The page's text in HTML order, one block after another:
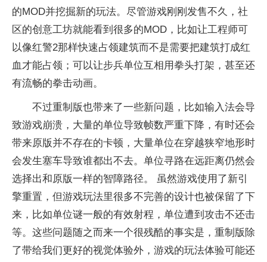
的MOD并挖掘新的玩法。尽管游戏刚刚发售不久，社
区的创意工坊就能看到很多的MOD，比如让工程师可
以像红警2那样快速占领建筑而不是需要把建筑打成红
血才能占领；可以让步兵单位互相用拳头打架，甚至还
有流畅的拳击动画。
不过重制版也带来了一些新问题，比如输入法会导
致游戏崩溃，大量的单位导致帧数严重下降，有时还会
带来原版并不存在的卡顿，大量单位在穿越狭窄地形时
会发生塞车导致谁都出不去。单位寻路在远距离仍然会
选择出和原版一样的智障路径。 虽然游戏使用了新引
擎重置，但游戏玩法里很多不完善的设计也被保留了下
来，比如单位谜一般的有效射程，单位遭到攻击不还击
等。这些问题随之而来一个很残酷的事实是，重制版除
了带给我们更好的视觉体验外，游戏的玩法体验可能还